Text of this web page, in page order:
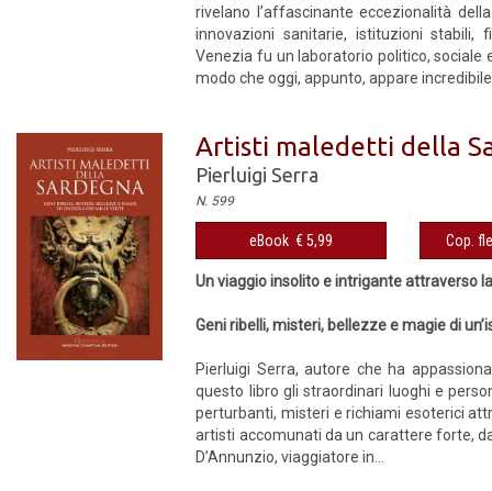
rivelano l’affascinante eccezionalità
innovazioni sanitarie, istituzioni stabili,
Venezia fu un laboratorio politico, sociale
modo che oggi, appunto, appare
Artisti maledetti della
Pierluigi Serra
N. 599
eBook € 5,99 Cop.
Un viaggio insolito e intrigante attraverso
Geni ribelli, misteri, bellezze e magie di
Pierluigi Serra, autore che ha
questo libro gli straordinari luoghi e
perturbanti, misteri e richiami esoterici
artisti accomunati da un carattere forte,
D’Annunzio, viaggiatore in...